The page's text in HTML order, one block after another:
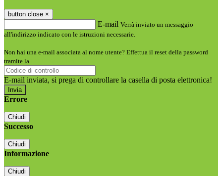
button close ×
E-mail Verrà inviato un messaggio
all'indirizzo indicato con le istruzioni necessarie.
Non hai una e-mail associata al nome utente? Effettua il reset della password
tramite la
E-mail inviata, si prega di controllare la casella di posta elettronica!
Errore
Chiudi
Successo
Chiudi
Informazione
Chiudi